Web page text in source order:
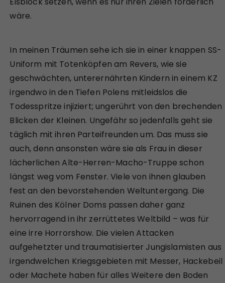
wäre.
In meinen Träumen sehe ich sie in einer knappen SS-
Uniform mit Totenköpfen am Revers, wie sie
geschwächten, unterernährten Kindern in einem KZ
irgendwo in den Tiefen Polens mitleidslos die
Todesspritze injiziert; ungerührt von den brechenden
Blicken der Kleinen. Ungefähr so jedenfalls geht sie
täglich mit ihren Parteifreunden um. Das muss sie
auch, denn ansonsten wäre sie als Frau in dieser
lächerlichen Alte-Herren-Macho-Truppe schon
längst weg vom Fenster. Viele von ihnen glauben
fest an den bevorstehenden Weltuntergang. Die
Ruinen des Kölner Doms passen daher ganz
hervorragend in ihr zerrüttetes Weltbild – was für
eine irre Horrorshow. Die vielen Attacken
aufgehetzter und traumatisierter Jungislamisten aus
irgendwelchen Kriegsgebieten mit Messer, Hackebeil
oder Machete haben für alles Weitere den Boden